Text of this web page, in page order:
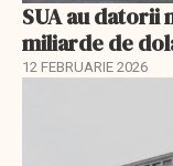
SUA au datorii
miliarde de
12 FEBRUARIE 2026